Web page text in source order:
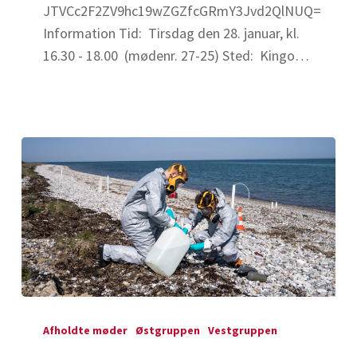
kartering,
genanvendelse
gratis
gå-
hjem
møde
–
Vest
JTVCc2F2ZV9hc19wZGZfcGRmY3Jvd2QlNUQ=
Information Tid: Tirsdag den 28. januar, kl.
16.30 - 18.00 (mødenr. 27-25) Sted: Kingo…
november
Afholdte møder Østgruppen Vestgruppen